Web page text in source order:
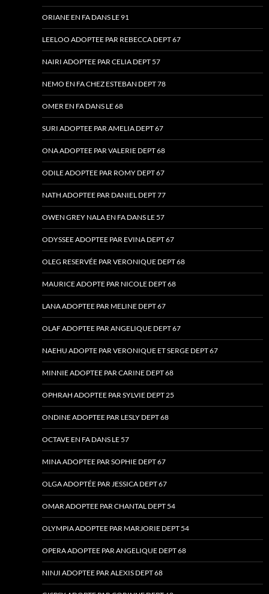
ORIANE EN FA DANS LE 91
LEELOO ADOPTEE PAR REBECCA DEPT 67
NAIRI ADOPTEE PAR CELIA DEPT 57
NEMO EN FA CHEZ ESTEBAN DEPT 78
OMER EN FA DANS LE 68
SURI ADOPTEE PAR AMELIA DEPT 67
ONA ADOPTEE PAR VALERIE DEPT 68
ODILE ADOPTEE PAR ROMY DEPT 67
NATH ADOPTEE PAR DANIEL DEPT 77
OWEN GREY NALA EN FA DANS LE 57
ODYSSEE ADOPTEE PAR EVINA DEPT 67
OLEG RESERVÉE PAR VERONIQUE DEPT 68
MAURICE ADOPTE PAR NICOLE DEPT 68
LANA ADOPTEE PAR MELINE DEPT 67
OLAF ADOPTEE PAR ANGELIQUE DEPT 67
NAEHU ADOPTE PAR VERONIQUE ET SERGE DEPT 67
MINNIE ADOPTEE PAR CARINE DEPT 68
OPHRAH ADOPTEE PAR SYLVIE DEPT 25
ONDINE ADOPTEE PAR LESLY DEPT 68
OCTAVE EN FA DANS LE 57
MINA ADOPTEE PAR SOPHIE DEPT 67
OLGA ADOPTÉE PAR JESSICA DEPT 67
OMAR ADOPTEE PAR CHANTAL DEPT 54
OLYMPIA ADOPTEE PAR MARJORIE DEPT 54
OPERA ADOPTEE PAR ANGELIQUE DEPT 68
NINJI ADOPTEE PAR ALEXIS DEPT 68